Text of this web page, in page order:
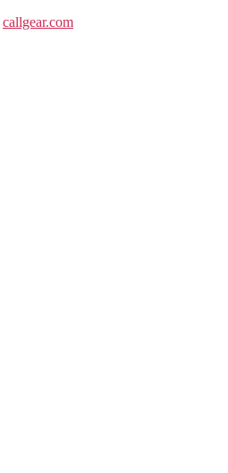
callgear.com